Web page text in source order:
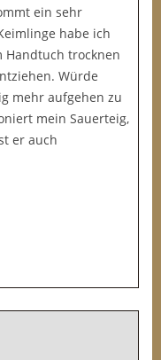
ein sehr
habe ich
Handtuch trocknen
Würde
mehr aufgehen zu
mein Sauerteig,
er auch